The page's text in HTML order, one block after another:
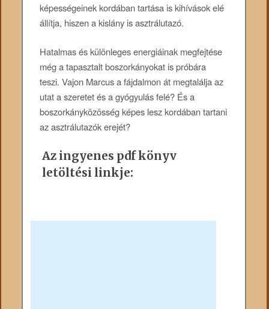
képességeinek kordában tartása is kihívások elé
állítja, hiszen a kislány is asztrálutazó.
Hatalmas és különleges energiáinak megfejtése
még a tapasztalt boszorkányokat is próbára
teszi. Vajon Marcus a fájdalmon át megtalálja az
utat a szeretet és a gyógyulás felé? És a
boszorkányközösség képes lesz kordában tartani
az asztrálutazók erejét?
Az ingyenes pdf könyv
letöltési linkje: